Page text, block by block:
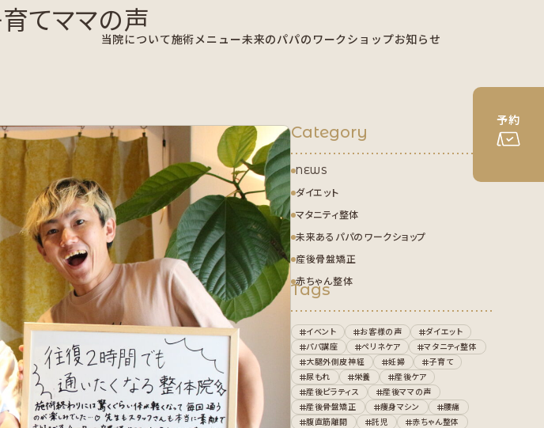
当院について施術メニュー未来のパパのワークショップお知らせ
予約
てママの声
Category
NEWS
ダイエット
マタニティ整体
未来あるパパのワークショップ
産後骨盤矯正
赤ちゃん整体
Tags
イベント お客様の声
ダイエット
パパ講座
ペリネケア
マタニティ整体
大腿外側皮神経
妊婦
子育て
尿もれ
栄養
産後ケア
産後ピラティス
産後ママの声
産後骨盤矯正
痩身マシン
腰痛
腹直筋離開
託児
赤ちゃん整体